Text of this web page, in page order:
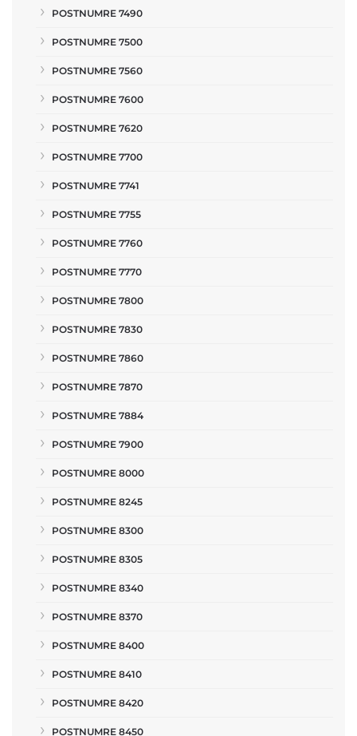
POSTNUMRE 7490
POSTNUMRE 7500
POSTNUMRE 7560
POSTNUMRE 7600
POSTNUMRE 7620
POSTNUMRE 7700
POSTNUMRE 7741
POSTNUMRE 7755
POSTNUMRE 7760
POSTNUMRE 7770
POSTNUMRE 7800
POSTNUMRE 7830
POSTNUMRE 7860
POSTNUMRE 7870
POSTNUMRE 7884
POSTNUMRE 7900
POSTNUMRE 8000
POSTNUMRE 8245
POSTNUMRE 8300
POSTNUMRE 8305
POSTNUMRE 8340
POSTNUMRE 8370
POSTNUMRE 8400
POSTNUMRE 8410
POSTNUMRE 8420
POSTNUMRE 8450